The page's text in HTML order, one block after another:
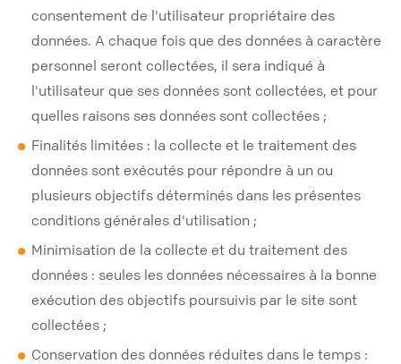
consentement de l'utilisateur propriétaire des
données. A chaque fois que des données à caractère
personnel seront collectées, il sera indiqué à
l'utilisateur que ses données sont collectées, et pour
quelles raisons ses données sont collectées ;
Finalités limitées : la collecte et le traitement des
données sont exécutés pour répondre à un ou
plusieurs objectifs déterminés dans les présentes
conditions générales d'utilisation ;
Minimisation de la collecte et du traitement des
données : seules les données nécessaires à la bonne
exécution des objectifs poursuivis par le site sont
collectées ;
Conservation des données réduites dans le temps :